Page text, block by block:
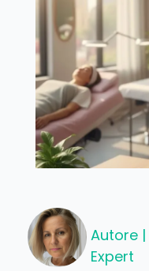
Autore |
Expert